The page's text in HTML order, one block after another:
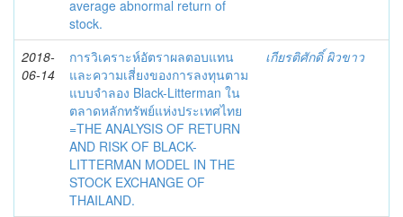
average abnormal return of
stock.
2018-
06-14
การวิเคราะห์อัตราผลตอบแทน
และความเสี่ยงของการลงทุนตาม
แบบจำลอง Black-Litterman ใน
ตลาดหลักทรัพย์แห่งประเทศไทย
=THE ANALYSIS OF RETURN
AND RISK OF BLACK-
LITTERMAN MODEL IN THE
STOCK EXCHANGE OF
THAILAND.
เกียรติศักดิ์ ผิวขาว